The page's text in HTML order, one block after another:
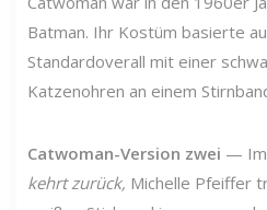
Batman. Ihr Kostüm basierte
Standardoverall mit einer
Katzenohren an einem
Catwoman-Version zwei — Im
kehrt zurück, Michelle Pfeiffer